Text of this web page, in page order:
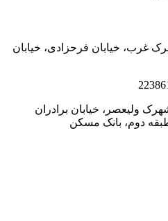
غرب، خیابان فرحزادی، خیابان
ولیعصر، خیابان برادران
دوم، بانک مسکن